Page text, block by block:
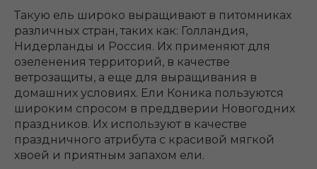
Такую ель широко выращивают в питомниках
различных стран, таких как: Голландия,
Нидерланды и Россия. Их применяют для
озеленения территорий, в качестве
ветрозащиты, а еще для выращивания в
домашних условиях. Ели Коника пользуются
широким спросом в преддверии Новогодних
праздников. Их используют в качестве
праздничного атрибута с красивой мягкой
хвоей и приятным запахом ели.